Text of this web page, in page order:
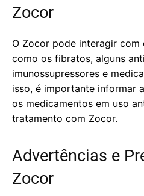
Zocor
O Zocor pode interagir com
como os fibratos, alguns
imunossupressores e
isso, é importante informar
os medicamentos em uso
tratamento com Zocor.
Advertências e
Zocor